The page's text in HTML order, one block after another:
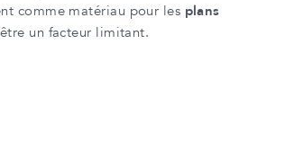
comme matériau pour les plans
un facteur limitant.